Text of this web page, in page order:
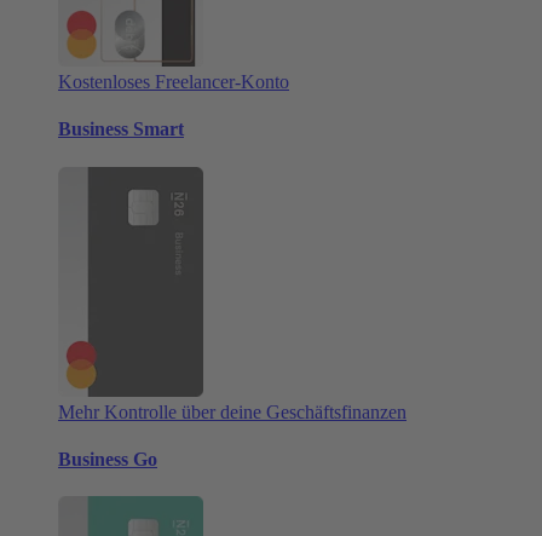
Kostenloses Freelancer-Konto
Business Smart
Mehr Kontrolle über deine Geschäftsfinanzen
Business Go